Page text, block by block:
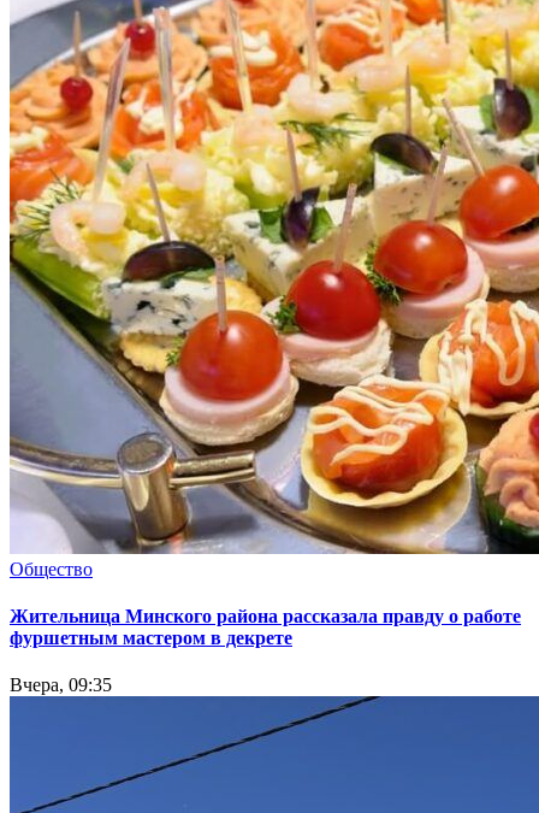
Общество
Жительница Минского района рассказала правду о работе
фуршетным мастером в декрете
Вчера, 09:35